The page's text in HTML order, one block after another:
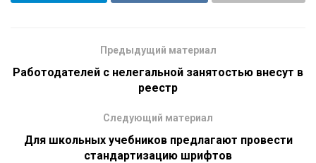
Предыдущий материал
Работодателей с нелегальной занятостью внесут в
реестр
Следующий материал
Для школьных учебников предлагают провести
стандартизацию шрифтов